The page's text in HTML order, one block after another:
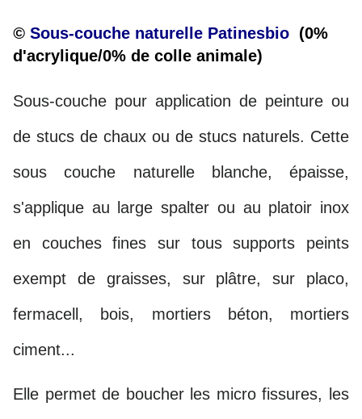
© Sous-couche naturelle Patinesbio (0%
d'acrylique/0% de colle animale)
Sous-couche pour application de peinture ou
de stucs de chaux ou de stucs naturels. Cette
sous couche naturelle blanche, épaisse,
s'applique au large spalter ou au platoir inox
en couches fines sur tous supports peints
exempt de graisses, sur plâtre, sur placo,
fermacell, bois, mortiers béton, mortiers
ciment...
Elle permet de boucher les micro fissures, les